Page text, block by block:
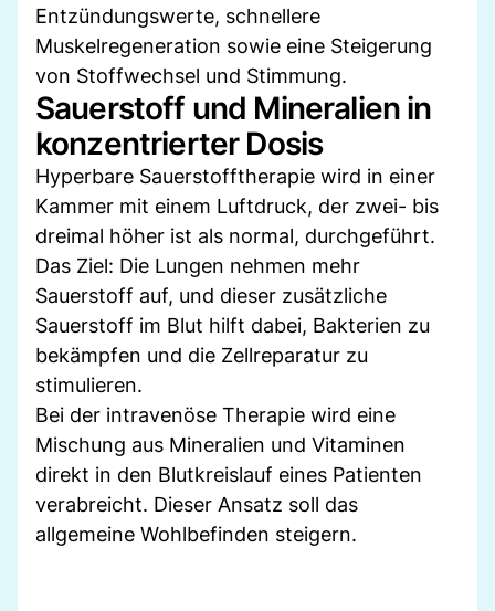
Entzündungswerte, schnellere
Muskelregeneration sowie eine Steigerung
von Stoffwechsel und Stimmung.
Sauerstoff und Mineralien in
konzentrierter Dosis
Hyperbare Sauerstofftherapie wird in einer
Kammer mit einem Luftdruck, der zwei- bis
dreimal höher ist als normal, durchgeführt.
Das Ziel: Die Lungen nehmen mehr
Sauerstoff auf, und dieser zusätzliche
Sauerstoff im Blut hilft dabei, Bakterien zu
bekämpfen und die Zellreparatur zu
stimulieren.
Bei der intravenöse Therapie wird eine
Mischung aus Mineralien und Vitaminen
direkt in den Blutkreislauf eines Patienten
verabreicht. Dieser Ansatz soll das
allgemeine Wohlbefinden steigern.